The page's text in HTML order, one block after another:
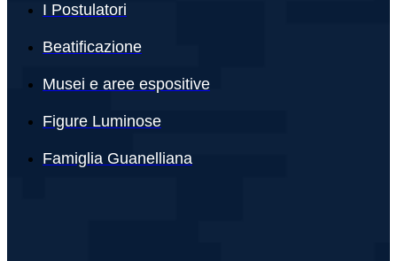
I Postulatori
Beatificazione
Musei e aree espositive
Figure Luminose
Famiglia Guanelliana